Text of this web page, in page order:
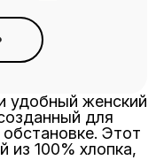
удобный женский
для
Этот
из 100% хлопка,